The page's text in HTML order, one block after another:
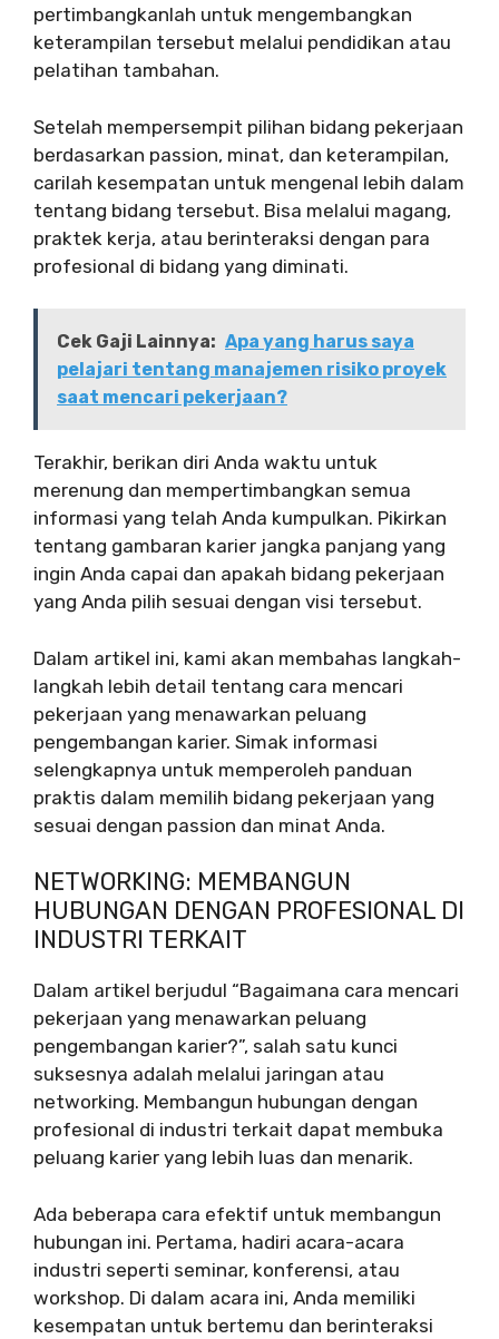
pertimbangkanlah untuk mengembangkan
keterampilan tersebut melalui pendidikan atau
pelatihan tambahan.
Setelah mempersempit pilihan bidang pekerjaan
berdasarkan passion, minat, dan keterampilan,
carilah kesempatan untuk mengenal lebih dalam
tentang bidang tersebut. Bisa melalui magang,
praktek kerja, atau berinteraksi dengan para
profesional di bidang yang diminati.
Cek Gaji Lainnya: Apa yang harus saya
pelajari tentang manajemen risiko proyek
saat mencari pekerjaan?
Terakhir, berikan diri Anda waktu untuk
merenung dan mempertimbangkan semua
informasi yang telah Anda kumpulkan. Pikirkan
tentang gambaran karier jangka panjang yang
ingin Anda capai dan apakah bidang pekerjaan
yang Anda pilih sesuai dengan visi tersebut.
Dalam artikel ini, kami akan membahas langkah-
langkah lebih detail tentang cara mencari
pekerjaan yang menawarkan peluang
pengembangan karier. Simak informasi
selengkapnya untuk memperoleh panduan
praktis dalam memilih bidang pekerjaan yang
sesuai dengan passion dan minat Anda.
NETWORKING: MEMBANGUN
HUBUNGAN DENGAN PROFESIONAL DI
INDUSTRI TERKAIT
Dalam artikel berjudul “Bagaimana cara mencari
pekerjaan yang menawarkan peluang
pengembangan karier?”, salah satu kunci
suksesnya adalah melalui jaringan atau
networking. Membangun hubungan dengan
profesional di industri terkait dapat membuka
peluang karier yang lebih luas dan menarik.
Ada beberapa cara efektif untuk membangun
hubungan ini. Pertama, hadiri acara-acara
industri seperti seminar, konferensi, atau
workshop. Di dalam acara ini, Anda memiliki
kesempatan untuk bertemu dan berinteraksi